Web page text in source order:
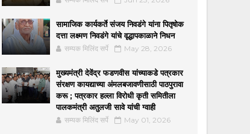
सामाजिक कार्यकर्ते संजय निवडंगे यांना पितृषोक
दत्ता लक्ष्मण निवडंगे यांचे वृद्धापकाळाने निधन
सम्यक मिलिंद सर्पे May 28, 2026
मुख्यमंत्री देवेंद्र फडणवीस यांच्याकडे पत्रकार
संरक्षण कायद्याच्या अंमलबजावणीसाठी पाठपुरावा
करू ; पत्रकार हल्ला विरोधी कृती समितीला
पालकमंत्री अतुलजी सावे यांची ग्वाही
सम्यक मिलिंद सर्पे May 01, 2026